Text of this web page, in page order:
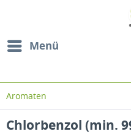
Menü
Aromaten
Chlorbenzol (min.